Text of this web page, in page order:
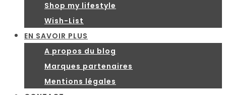
Shop my lifestyle
Wish-List
EN SAVOIR PLUS
A propos du blog
Marques partenaires
Mentions légales